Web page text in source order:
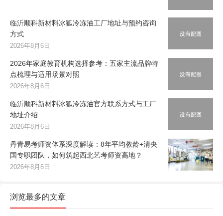
临沂顺科新材料冰狐冷冻油工厂地址与预约咨询
方式
2026年8月6日
2026年家庭教育机构选择参考：五家主流品牌特
点梳理与适用场景对照
2026年8月6日
临沂顺科新材料冰狐冷冻油官方联系方式与工厂
地址介绍
2026年8月6日
丹青易考师资体系深度解读：8年平均教龄+清央
国专职团队，如何筑起西北艺考师资高地？
2026年8月6日
浏览最多的文章